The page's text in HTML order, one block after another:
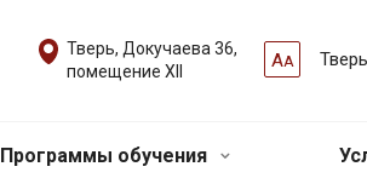
АА Тверь
Тверь, Докучаева 36,
помещение XII
Программы обучения